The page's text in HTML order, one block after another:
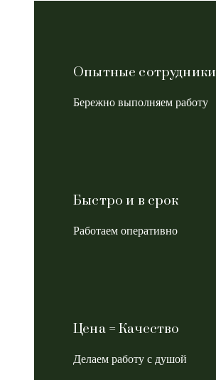
Опытные сотрудники
Бережно выполняем работу
Быстро и в срок
Работаем оперативно
Цена = Качество
Делаем работу с душой